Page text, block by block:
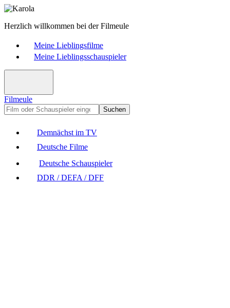
Herzlich willkommen bei der Filmeule
Meine Lieblingsfilme
Meine Lieblingsschauspieler
Filmeule
Suchen
Demnächst im TV
Deutsche Filme
Deutsche Schauspieler
DDR / DEFA / DFF